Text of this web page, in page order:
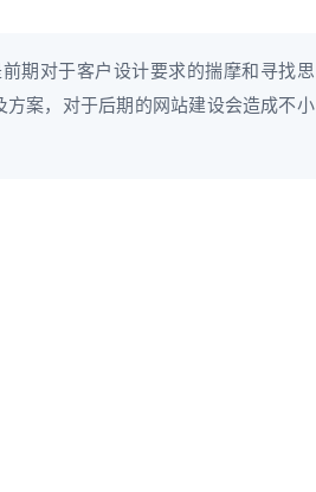
期对于客户设计要求的揣摩和寻找思
案，对于后期的网站建设会造成不小